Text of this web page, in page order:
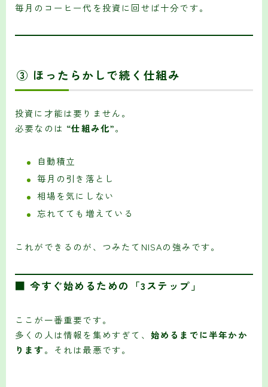
毎月のコーヒー代を投資に回せば十分です。
③ ほったらかしで続く仕組み
投資に才能は要りません。
必要なのは “仕組み化”。
自動積立
毎月の引き落とし
相場を気にしない
忘れてても増えている
これができるのが、つみたてNISAの強みです。
■ 今すぐ始めるための「3ステップ」
ここが一番重要です。
多くの人は情報を集めすぎて、 始めるまでに半年かか
ります。それは最悪です。